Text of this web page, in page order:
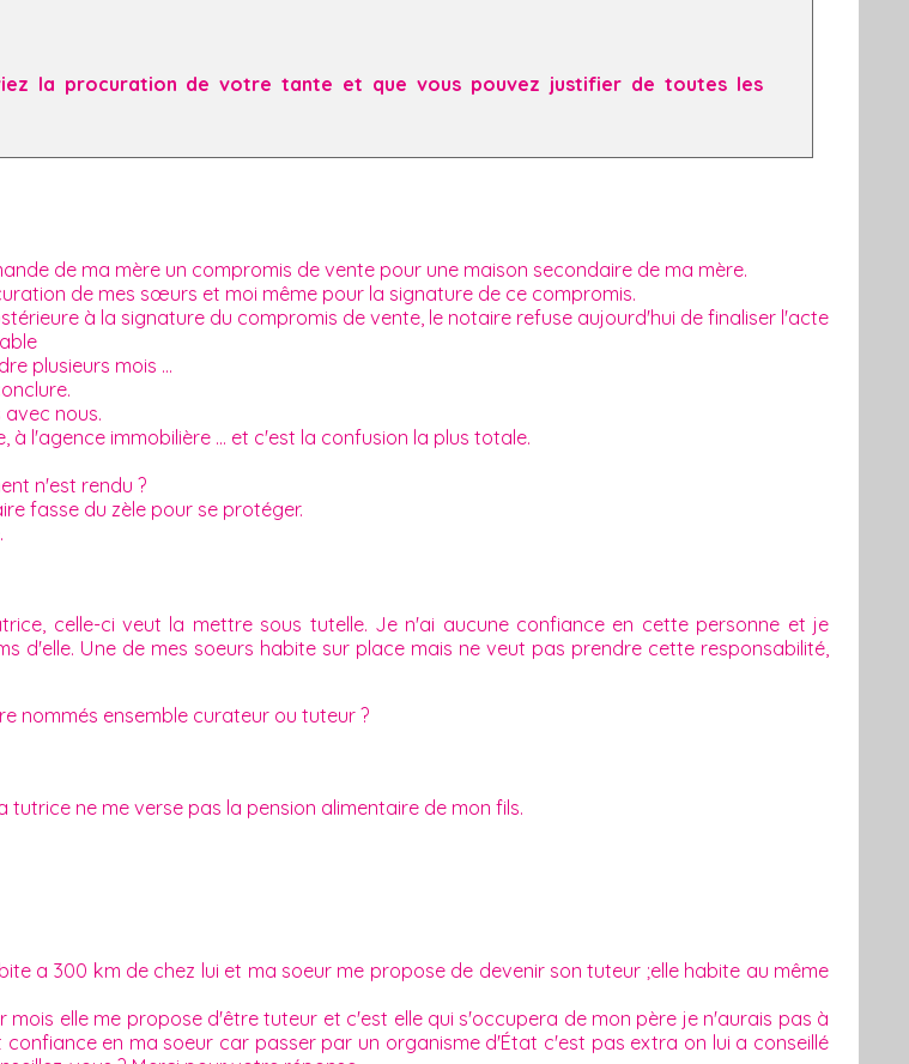
la procuration de votre tante et que vous pouvez justifier de toutes les
de ma mère un compromis de vente pour une maison secondaire de ma mère.
de mes sœurs et moi même pour la signature de ce compromis.
à la signature du compromis de vente, le notaire refuse aujourd'hui de finaliser l'acte
plusieurs mois ...
nous.
l'agence immobilière ... et c'est la confusion la plus totale.
n'est rendu ?
fasse du zèle pour se protéger.
celle-ci veut la mettre sous tutelle. Je n'ai aucune confiance en cette personne et je
d'elle. Une de mes soeurs habite sur place mais ne veut pas prendre cette responsabilité,
nommés ensemble curateur ou tuteur ?
tutrice ne me verse pas la pension alimentaire de mon fils.
a 300 km de chez lui et ma soeur me propose de devenir son tuteur ;elle habite au même
elle me propose d'être tuteur et c'est elle qui s'occupera de mon père je n'aurais pas à
en ma soeur car passer par un organisme d'État c'est pas extra on lui a conseillé